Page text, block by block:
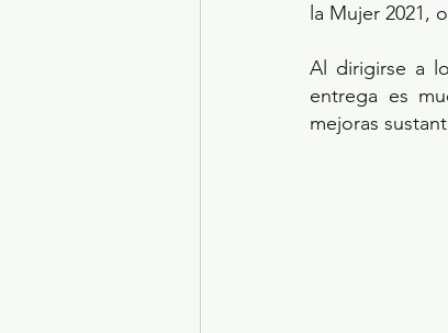
la Mujer 2021,
Al dirigirse a
entrega es
mejoras